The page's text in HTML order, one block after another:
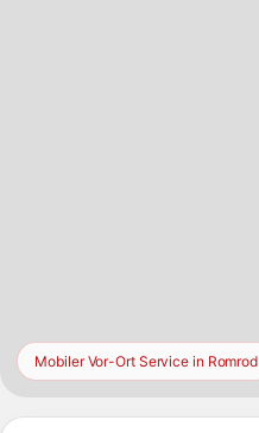
Mobiler Vor-Ort Service in Romrod